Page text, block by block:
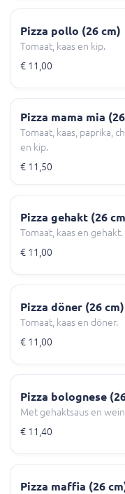
Pizza pollo (26 cm)
Tomaat, kaas en kip.
€ 11,00
Pizza mama mia
Tomaat, kaas, paprika,
en kip.
€ 11,50
Pizza gehakt (26
Tomaat, kaas en gehakt.
€ 11,00
Pizza döner (26 cm)
Tomaat, kaas en döner.
€ 11,00
Pizza bolognese
Met gehaktsaus en
€ 11,40
Pizza maffia (26